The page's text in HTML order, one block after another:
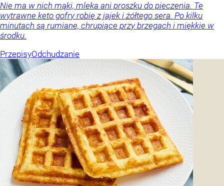
Nie ma w nich mąki, mleka ani proszku do pieczenia. Te
wytrawne keto gofry robię z jajek i żółtego sera. Po kilku
minutach są rumiane, chrupiące przy brzegach i miękkie w
środku.
PrzepisyOdchudzanie